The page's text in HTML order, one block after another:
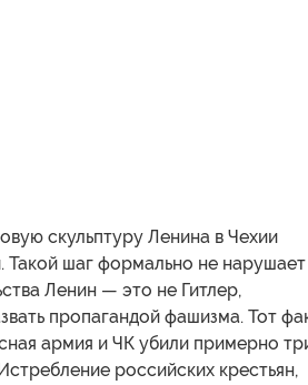
скульптуру Ленина в Чехии
Такой шаг формально не нарушает
Ленин — это не Гитлер,
пропагандой фашизма. Тот
армия и ЧК убили примерно
российских крестьян,